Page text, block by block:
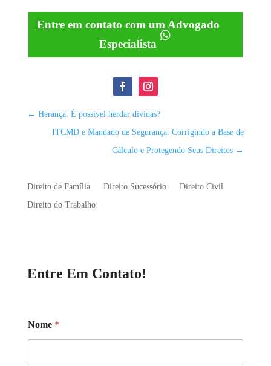
Entre em contato com um Advogado
Especialista
← Herança: É possível herdar dívidas?
ITCMD e Mandado de Segurança: Corrigindo a Base de
Cálculo e Protegendo Seus Direitos →
Direito de Família Direito Sucessório
Direito Civil
Direito do Trabalho
Entre Em Contato!
Nome *